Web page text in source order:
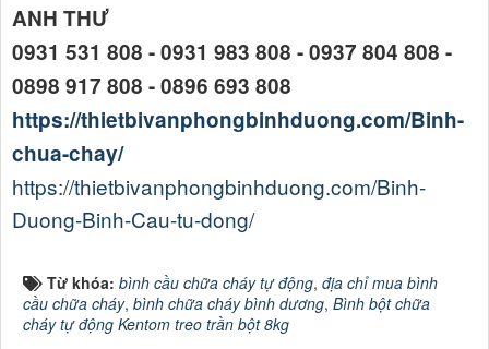
ANH THƯ
0931 531 808 - 0931 983 808 - 0937 804 808 -
0898 917 808 - 0896 693 808
https://thietbivanphongbinhduong.com/Binh-
chua-chay/
https://thietbivanphongbinhduong.com/Binh-
Duong-Binh-Cau-tu-dong/
Từ khóa: bình cầu chữa cháy tự động, địa chỉ mua bình
cầu chữa cháy, bình chữa cháy bình dương, Bình bột chữa
cháy tự động Kentom treo trần bột 8kg